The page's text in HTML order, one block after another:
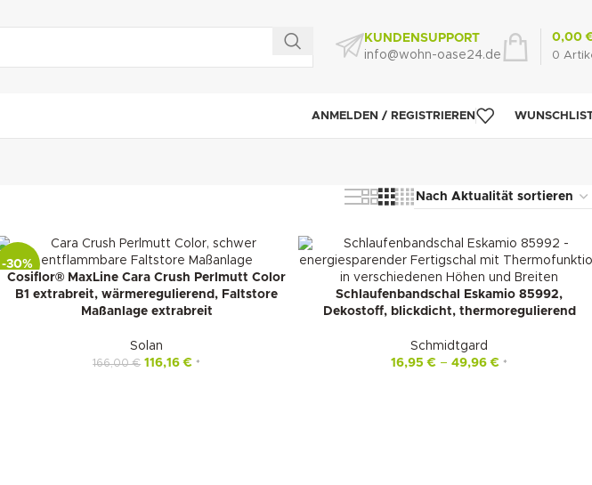
KUNDENSUPPORT
info@wohn-oase24.de
0
0,00
ANMELDEN / REGISTRIEREN
-30%
Cosiflor® MaxLine Cara Crush Perlmutt Color
B1 extrabreit, wärmeregulierend, Faltstore
Maßanlage extrabreit
Solan
166,00€ 116,16€ *
Schlaufenbandschal Eskamio 85992,
Dekostoff, blickdicht, thermoregulierend
Schmidtgard
16,95€ –49,96€ *